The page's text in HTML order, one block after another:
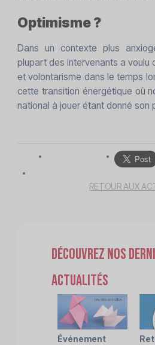
Optimisme ?
Dans un contexte plus
plupart des intervenants a voulu
et volontarisme dans le temps
cette transition énergétique où
national à jouer étant donné son
RETOUR AUX
Découvrez nos
actualités
Événement